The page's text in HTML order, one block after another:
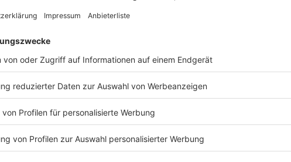
(ZGV), der Bundesverband Großhandel, Außenhandel,
der Textil- und Modeindustrie (textil + mode).
Lesung mit dem Gesetzentwurf von Arbeitsministerin
befasst. Den Verbänden gehen die geplanten Entlastungen
bleibt weit hinter dem zurück, was die Wirtschaft jetzt
Berichtspflicht und eine Reduktion der Sanktionen vor. Die
globale Lieferketten bleiben ebenso bestehen wie die
zu dokumentieren“, kritisieren die
gefordert – ausgesetzt wird, pochen die Verbände
Schwellenwerte der EU-Lieferkettenrichtlinie (CSDDD).
und einem Jahresumsatz von 1,5 Mrd. Euro. Das